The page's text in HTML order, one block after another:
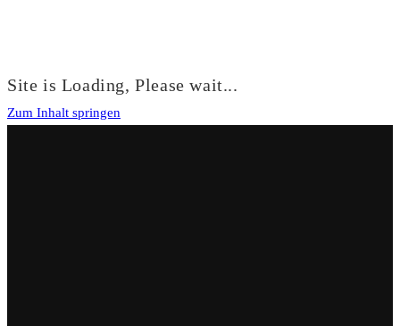
Site is Loading, Please wait...
Zum Inhalt springen